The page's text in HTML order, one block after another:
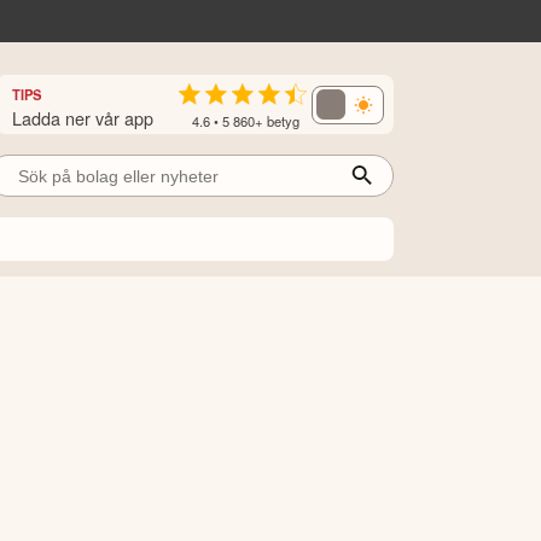
TIPS
Ladda ner vår app 4.6 • 5 860+ betyg